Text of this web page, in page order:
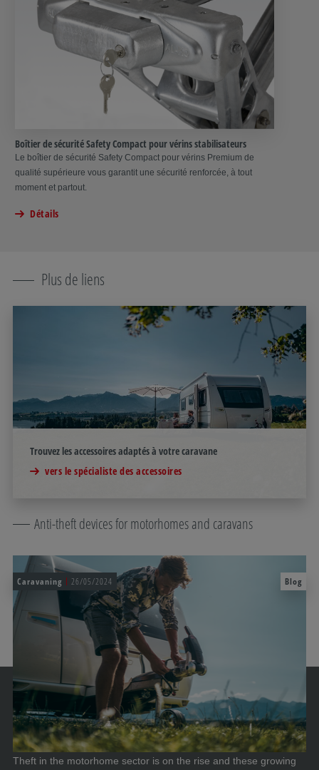
Boîtier de sécurité Safety Compact pour vérins stabilisateurs
Le boîtier de sécurité Safety Compact pour vérins Premium de
qualité supérieure vous garantit une sécurité renforcée, à tout
moment et partout.
Détails
Plus de liens
Trouvez les accessoires adaptés à votre caravane
vers le spécialiste des accessoires
Anti-theft devices for motorhomes and caravans
Caravaning 26/05/2024 Blog
Theft in the motorhome sector is on the rise and these growing